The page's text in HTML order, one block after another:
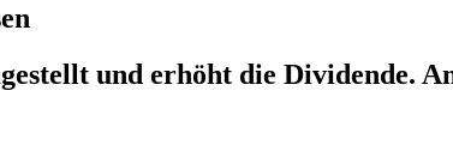
und erhöht die Dividende.